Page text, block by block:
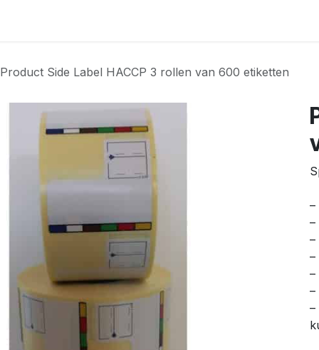
Product Side Label HACCP 3 rollen van 600 etiketten
–
–
–
–
–
–
–